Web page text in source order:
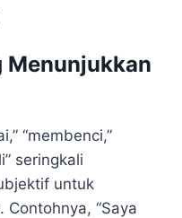
Menunjukkan
“membenci,”
seringkali
untuk
Contohnya, “Saya